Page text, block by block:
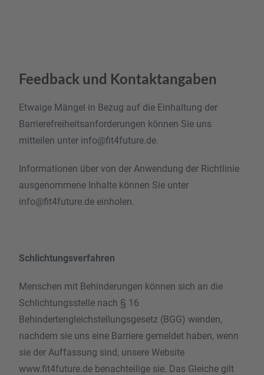
Feedback und Kontaktangaben
Etwaige Mängel in Bezug auf die Einhaltung der
Barrierefreiheitsanforderungen können Sie uns
mitteilen unter info@fit4future.de.
Informationen über von der Anwendung der Richtlinie
ausgenommene Inhalte können Sie unter
info@fit4future.de einholen.
Schlichtungsverfahren
Menschen mit Behinderungen können sich an die
Schlichtungsstelle nach § 16
Behindertengleichstellungsgesetz (BGG) wenden,
nachdem sie uns eine Barriere gemeldet haben, wenn
sie der Auffassung sind, unsere Website
www.fit4future.de benachteilige sie. Das Gleiche gilt